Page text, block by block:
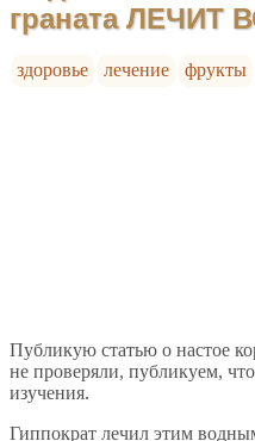
граната ЛЕЧИТ
здоровье лечение фрукты
Публикую статью о настое
не проверяли, публикуем,
изучения.
Гиппократ лечил этим